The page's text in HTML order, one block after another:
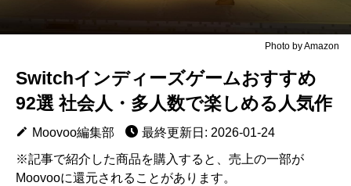
Photo by Amazon
Switchインディーズゲームおすすめ
92選 社会人・多人数で楽しめる人気作
Moovoo編集部
最終更新日: 2026-01-24
※記事で紹介した商品を購入すると、売上の一部が
Moovooに還元されることがあります。